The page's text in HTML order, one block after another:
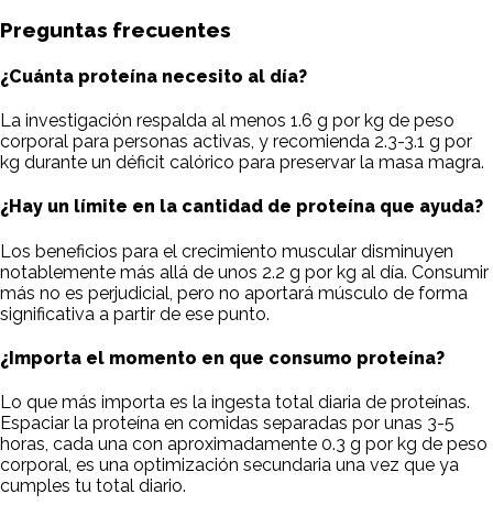
Preguntas frecuentes
¿Cuánta proteína necesito al día?
La investigación respalda al menos 1.6 g por kg de peso
corporal para personas activas, y recomienda 2.3-3.1 g por
kg durante un déficit calórico para preservar la masa magra.
¿Hay un límite en la cantidad de proteína que ayuda?
Los beneficios para el crecimiento muscular disminuyen
notablemente más allá de unos 2.2 g por kg al día. Consumir
más no es perjudicial, pero no aportará músculo de forma
significativa a partir de ese punto.
¿Importa el momento en que consumo proteína?
Lo que más importa es la ingesta total diaria de proteínas.
Espaciar la proteína en comidas separadas por unas 3-5
horas, cada una con aproximadamente 0.3 g por kg de peso
corporal, es una optimización secundaria una vez que ya
cumples tu total diario.